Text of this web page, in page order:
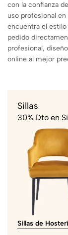
con la confianza
uso profesional
encuentra el
pedido
profesional,
online al mejor
Sillas
30% Dto en
Sillas de